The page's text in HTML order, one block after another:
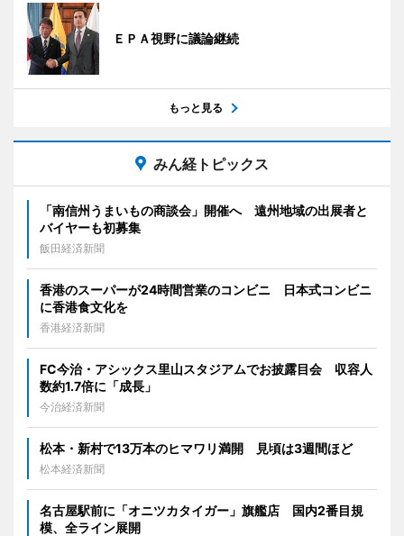
ＥＰＡ視野に議論継続
もっと見る
みん経トピックス
「南信州うまいもの商談会」開催へ 遠州地域の出展者と
バイヤーも初募集
飯田経済新聞
香港のスーパーが24時間営業のコンビニ 日本式コンビニ
に香港食文化を
香港経済新聞
FC今治・アシックス里山スタジアムでお披露目会 収容人
数約1.7倍に「成長」
今治経済新聞
松本・新村で13万本のヒマワリ満開 見頃は3週間ほど
松本経済新聞
名古屋駅前に「オニツカタイガー」旗艦店 国内2番目規
模、全ライン展開